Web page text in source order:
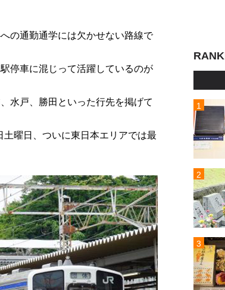
の通勤通学には欠かせない路線で
停車に混じって活躍しているのが
水戸、勝田といった行先を掲げて
曜日、ついに東日本エリアでは最